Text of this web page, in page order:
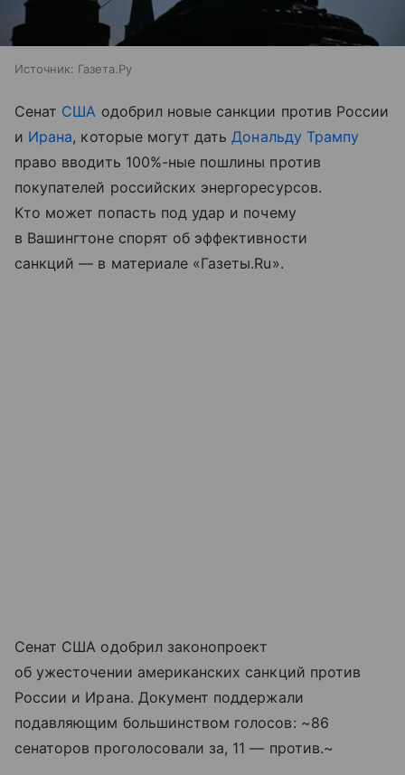
Источник: Газета.Ру
Сенат США одобрил новые санкции против России
и Ирана, которые могут дать Дональду Трампу
право вводить 100%-ные пошлины против
покупателей российских энергоресурсов.
Кто может попасть под удар и почему
в Вашингтоне спорят об эффективности
санкций — в материале «Газеты.Ru».
Сенат США одобрил законопроект
об ужесточении американских санкций против
России и Ирана. Документ поддержали
подавляющим большинством голосов: ~86
сенаторов проголосовали за, 11 — против.~